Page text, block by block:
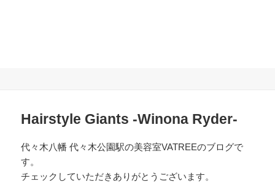
Hairstyle Giants -Winona Ryder-
代々木八幡 代々木公園駅の美容室VATREEのブログで
す。
チェックしていただきありがとうございます。